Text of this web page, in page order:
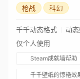
枪战
科幻
千千动态格式 动
仅个人使用
Steam成就墙帮助
千千壁纸的惊艳效